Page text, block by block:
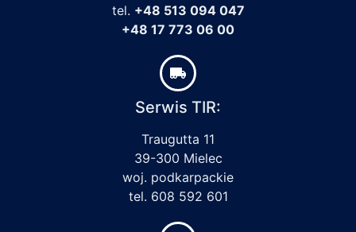
tel. +48 513 094 047
+48 17 773 06 00
Serwis TIR:
Traugutta 11
39-300 Mielec
woj. podkarpackie
tel. 608 592 601